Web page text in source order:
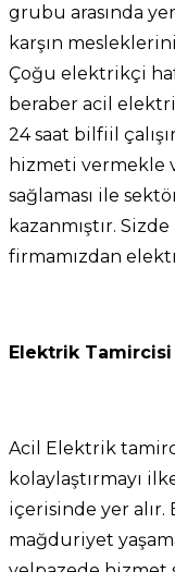
grubu arasında
karşın
Çoğu elektrikçi
beraber acil
24 saat bilfiil
hizmeti vermekle
sağlaması ile
kazanmıştır.
firmamızdan
Elektrik
Acil Elektrik
kolaylaştırmayı
içerisinde yer alır.
mağduriyet